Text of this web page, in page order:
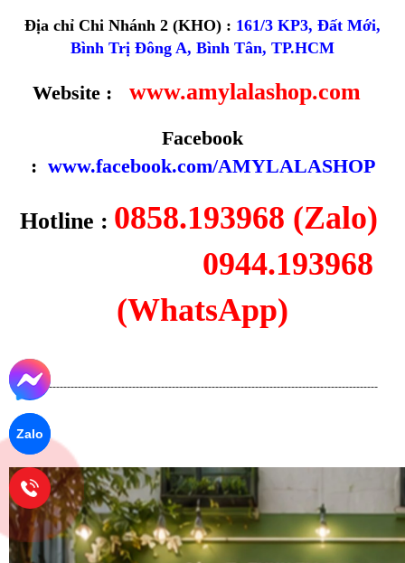
Địa chỉ Chi Nhánh 2 (KHO) : 161/3 KP3, Đất Mới,
Bình Trị Đông A, Bình Tân, TP.HCM
Website : www.amylalashop.com
Facebook
: www.facebook.com/AMYLALASHOP
Hotline : 0858.193968 (Zalo)
0944.193968
(WhatsApp)
-------------------------------------------------------------------------------------------------
Zalo